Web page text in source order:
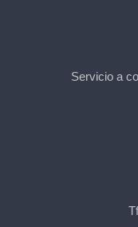
Servicio a